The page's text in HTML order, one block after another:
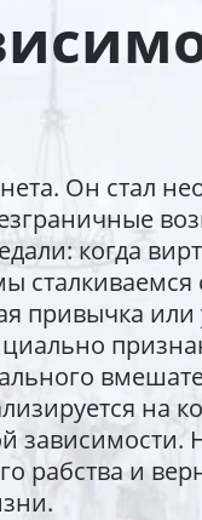
Он стал
когда
сталкиваемся
привычка или
на
зависимости.
рабства и